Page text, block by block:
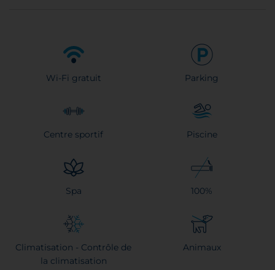
Wi-Fi gratuit Parking
Centre sportif Piscine
Spa 100%
Climatisation - Contrôle de
la climatisation
Animaux